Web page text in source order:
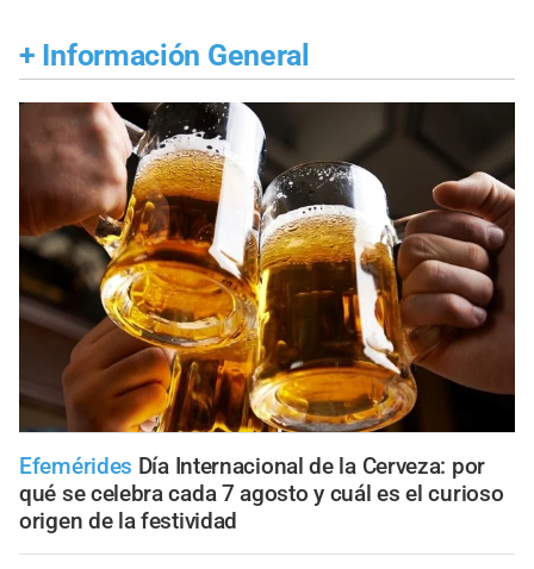
+ Información General
Efemérides Día Internacional de la Cerveza: por
qué se celebra cada 7 agosto y cuál es el curioso
origen de la festividad